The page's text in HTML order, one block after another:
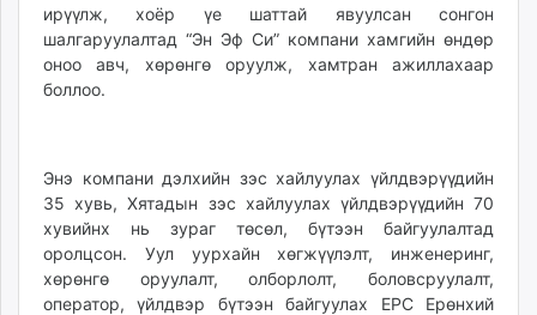
ирүүлж, хоёр үе шаттай явуулсан сонгон
шалгаруулалтад “Эн Эф Си” компани хамгийн өндөр
оноо авч, хөрөнгө оруулж, хамтран ажиллахаар
боллоо.
Энэ компани дэлхийн зэс хайлуулах үйлдвэрүүдийн
35 хувь, Хятадын зэс хайлуулах үйлдвэрүүдийн 70
хувийнх нь зураг төсөл, бүтээн байгуулалтад
оролцсон. Уул уурхайн хөгжүүлэлт, инженеринг,
хөрөнгө оруулалт, олборлолт, боловсруулалт,
оператор, үйлдвэр бүтээн байгуулах EPC Ерөнхий